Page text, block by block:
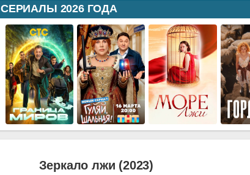
СЕРИАЛЫ 2026 ГОДА
Зеркало лжи (2023)